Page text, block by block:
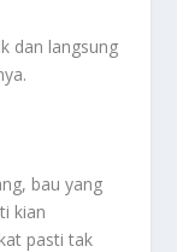
dan langsung
bau yang
kian
pasti tak